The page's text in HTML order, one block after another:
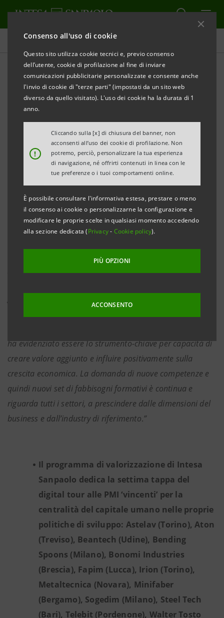
Consenso all'uso di cookie
Questo sito utilizza cookie tecnici e, previo consenso
dell’utente, cookie di profilazione al fine di inviare
comunicazioni pubblicitarie personalizzate e consente anche
l'invio di cookie di "terze parti" (impostati da un sito web
diverso da quello visitato). L'uso dei cookie ha la durata di 1
anno.
!
Cliccando sulla [x] di chiusura del banner, non
acconsenti all’uso dei cookie di profilazione. Non
potremo, perciò, personalizzare la tua esperienza
di navigazione, né offrirti contenuti in linea con le
tue preferenze o i tuoi comportamenti online.
È possibile consultare l'informativa estesa, prestare o meno
il consenso ai cookie o personalizzarne la configurazione e
modificare le proprie scelte in qualsiasi momento accedendo
alla sezione dedicata (Privacy- Cookie policy).
PIÙ OPZIONI
ACCONSENTO
Comunicati stampa
STAMPA AGGIORNA
PROGRAMMA «IMPRESE VINCENTI 2021»
SETTIMA TAPPA DEL DIGITAL TOUR “IMPRESE
UMANO
Stefano Barrese: “La pandemia ha contribuito a
riposizionare l’assoluta centralità del capitale umano nelle
strategie imprenditoriali, ma da sempre la competitività
dell’industria italiana è connessa al saper fare e al know
how delle persone. Oggi stiamo assistendo ad una
ha evidenziato essere lo strumento-chiave per capacità di
creare valore aggiunto e influire positivamente sulla
crescita economica. La domanda di nuove competenze e
quindi nuovi set di fabbisogni formativi è continua e
riguarda tutti i settori, a prescindere dalle dimensioni del
business e dall’industry di riferimento.”
Il programma di valorizzazione di Intesa
Sanpaolo dedica la settima tappa del
digital tour alle PMI ‘vincenti’ per la
centralità del capitale umano nelle proprie
politiche di sviluppo: Astelav (Torino), Aton
(Treviso), Beantech (Udine), Bending
Spoons (Milano), Bonomi Industries
(Brescia), Fapim (Lucca), Irion (Torino),
Metaltecnica (Novara), Minifaber
(Bergamo), Sogedim (Milano), Steel Tech
(Bari), Telebit (Pordenone), Walter Tosto